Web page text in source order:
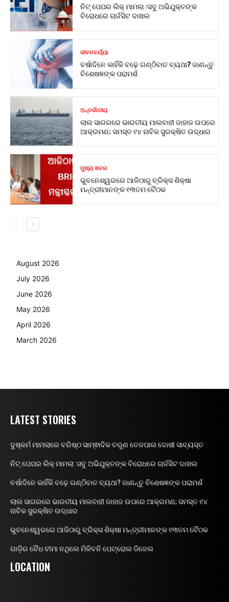
ନିଟ୍ ପେପର ଲିକ୍ ମାମଲା :ସବୁ ଅଭିଯୁକ୍ତଙ୍କ
ବିରୋଧରେ ଚାର୍ଜସିଟ ଦାଖଲ
ଜୀବନଚର୍ଯ୍ୟା
ବର୍ଷାଦିନେ କାହିଁକି ବଢ଼େ ଗଣ୍ଠିବାତ ବ୍ୟଥା? ଜାଣନ୍ତୁ
ବିଶେଷଜ୍ଞଙ୍କ ପରାମର୍ଶ
ଅନ୍ତର୍ଜାତୀୟ
ଲାଲ ସାଗରରେ ଭାରତୀୟ ମାଲବାହୀ ଜାହାଜ ଉପରେ
ଆକ୍ରମଣ; ସମସ୍ତ ୧୪ ନାବିକ ସୁରକ୍ଷିତ ଉଦ୍ଧାର
ମୁଖ୍ୟ ଖବର
ଭୁବନେଶ୍ୱରରେ ଆଜିଠାରୁ ବ୍ରିକ୍ସ ଶିକ୍ଷା
ମନ୍ତ୍ରୀମାନଙ୍କ ୧୩ତମ ବୈଠକ
August 2026
July 2026
June 2026
May 2026
April 2026
March 2026
LATEST STORIES
ଦୁଷ୍କର୍ମ ମାମଲାରେ ବରିଷ୍ଠ ସାମ୍ଵାଦିକ ତରୁଣ ତେଜପାଲ ଦୋଷୀ ସାବ୍ୟସ୍ତ
ନିଟ୍ ପେପର ଲିକ୍ ମାମଲା :ସବୁ ଅଭିଯୁକ୍ତଙ୍କ ବିରୋଧରେ ଚାର୍ଜସିଟ ଦାଖଲ
ବର୍ଷାଦିନେ କାହିଁକି ବଢ଼େ ଗଣ୍ଠିବାତ ବ୍ୟଥା? ଜାଣନ୍ତୁ ବିଶେଷଜ୍ଞଙ୍କ ପରାମର୍ଶ
ଲାଲ ସାଗରରେ ଭାରତୀୟ ମାଲବାହୀ ଜାହାଜ ଉପରେ ଆକ୍ରମଣ; ସମସ୍ତ ୧୪
ନାବିକ ସୁରକ୍ଷିତ ଉଦ୍ଧାର
ଭୁବନେଶ୍ୱରରେ ଆଜିଠାରୁ ବ୍ରିକ୍ସ ଶିକ୍ଷା ମନ୍ତ୍ରୀମାନଙ୍କ ୧୩ତମ ବୈଠକ
ଗାଡ଼ିର ବୈଧ ବୀମା ନଥିଲେ ମିଳିବନି ପେଟ୍ରୋଲ ଡିଜେଲ
LOCATION